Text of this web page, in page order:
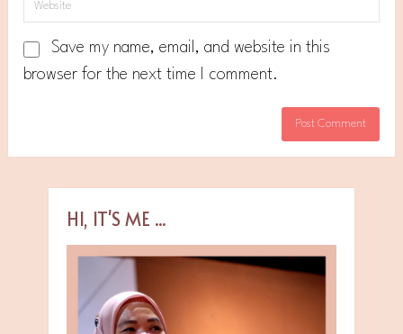
Save my name, email, and website in this
browser for the next time I comment.
HI, IT'S ME ...